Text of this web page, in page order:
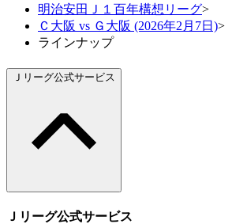
明治安田Ｊ１百年構想リーグ>
Ｃ大阪 vs Ｇ大阪 (2026年2月7日)>
ラインナップ
Ｊリーグ公式サービス
Ｊリーグ公式サービス